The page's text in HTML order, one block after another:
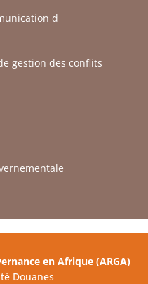
d
gestion des conflits
en Afrique (ARGA)
Douanes